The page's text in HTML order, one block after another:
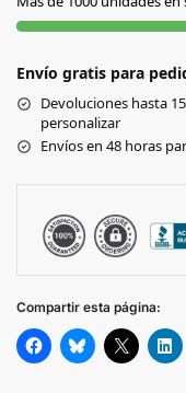
AZUL
FUCSIA
NEGRO
Envío gratis para
Devoluciones hasta
personalizar
Envíos en 48 horas
Compartir esta página: